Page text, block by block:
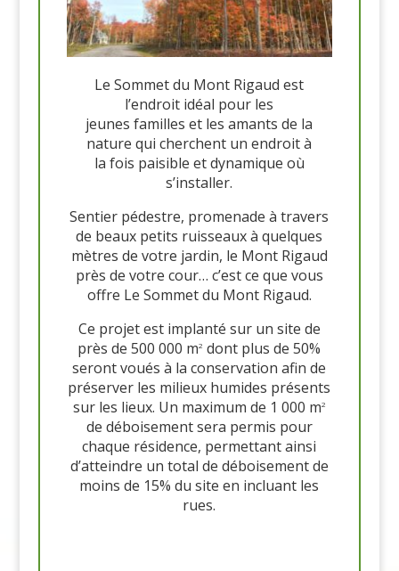
Le Sommet du Mont Rigaud est
l’endroit idéal pour les
jeunes familles et les amants de la
nature qui cherchent un endroit à
la fois paisible et dynamique où
s’installer.
Sentier pédestre, promenade à travers
de beaux petits ruisseaux à quelques
mètres de votre jardin, le Mont Rigaud
près de votre cour… c’est ce que vous
offre Le Sommet du Mont Rigaud.
Ce projet est implanté sur un site de
près de 500 000 m2 dont plus de 50%
seront voués à la conservation afin de
préserver les milieux humides présents
sur les lieux. Un maximum de 1 000 m2
de déboisement sera permis pour
chaque résidence, permettant ainsi
d’atteindre un total de déboisement de
moins de 15% du site en incluant les
rues.